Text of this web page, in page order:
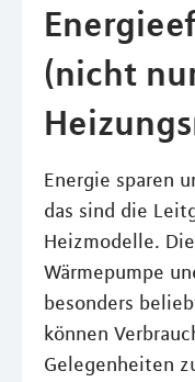
(nicht
Energie sparen
das sind die
Heizmodelle.
Wärmepumpe
besonders
können
Gelegenheiten